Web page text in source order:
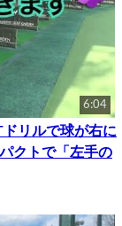
6:04
リルで球が右に
クトで「左手の